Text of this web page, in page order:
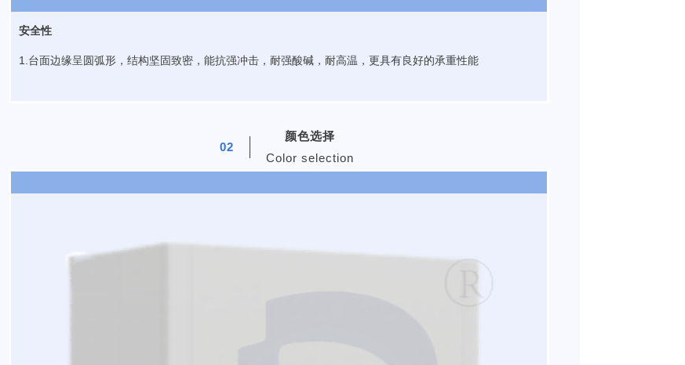
安全性
1.台面边缘呈圆弧形，结构坚固致密，能抗强冲击，耐强酸碱，耐高温，更具有良好的承重性能
02
颜色选择
Color selection